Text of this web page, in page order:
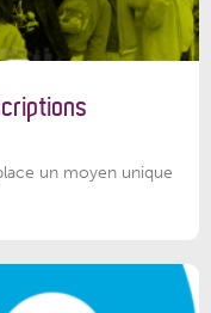
un moyen unique